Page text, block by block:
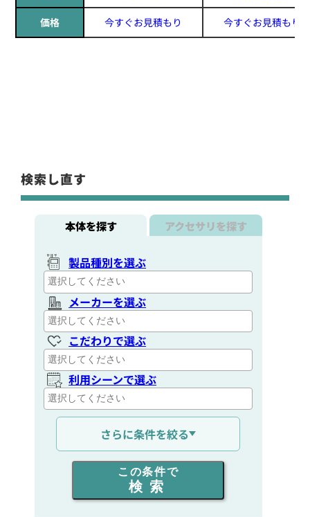
価格 今すぐお見積もり 今すぐお見積もり
検索し直す
本体を探す アクセサリを探す
製品種別を選ぶ
メーカーを選ぶ
こだわりで選ぶ
利用シーンで選ぶ
通信距離を選ぶ
出力を選ぶ
同時通話人数を選ぶ
さらに条件を絞る
この条件で
検索